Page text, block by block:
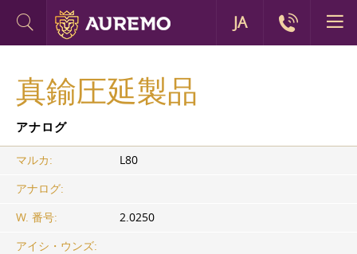
真鍮圧延製品
アナログ
マルカ:
L80
アナログ:
W. 番号:
2.0250
アイシ・ウンズ:
JA